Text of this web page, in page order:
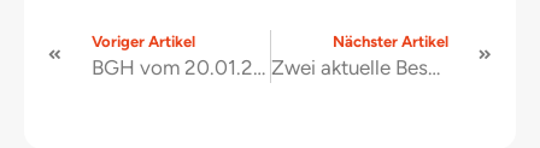
Voriger Artikel
BGH vom 20.01.2026 (XI ZR 131/24): keine Zwangsvollstreckung aus notariellen Schuldanerkenntnissen bei Verjährung der Darlehensforderung
Nächster Artikel
Zwei aktuelle Beschlüsse des Kammergerichts Berlin vom 10.03. und 28.04.2026 Erwerberhaftung für Hausgeldrückstände des Veräußerers in der GdWE